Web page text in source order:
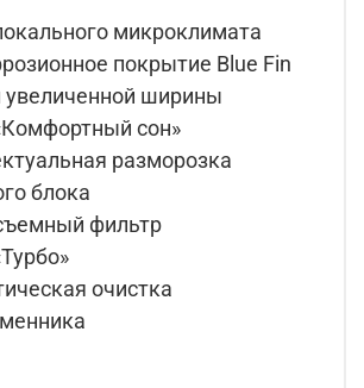
микроклимата
покрытие Blue Fin
ширины
сон»
разморозка
блока
фильтр
очистка